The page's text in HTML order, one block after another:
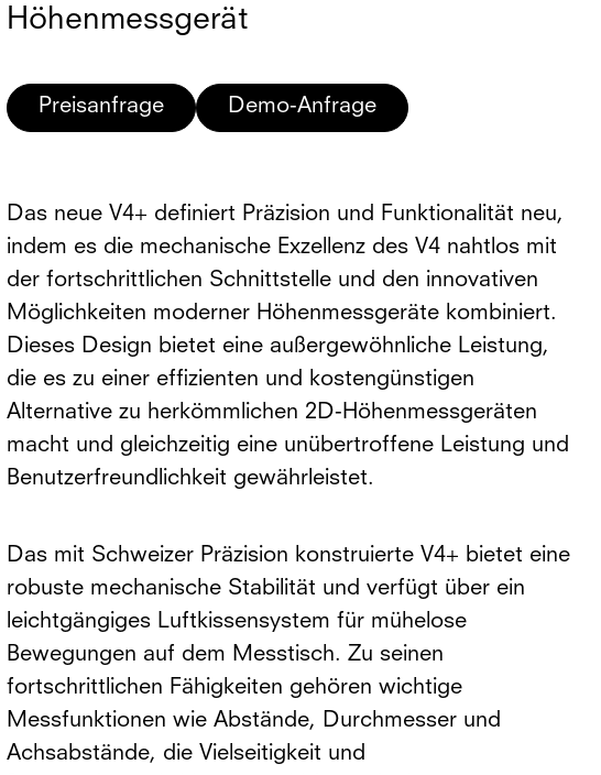
Höhenmessgerät
Preisanfrage Demo-Anfrage
Das neue V4+ definiert Präzision und Funktionalität neu,
indem es die mechanische Exzellenz des V4 nahtlos mit
der fortschrittlichen Schnittstelle und den innovativen
Möglichkeiten moderner Höhenmessgeräte kombiniert.
Dieses Design bietet eine außergewöhnliche Leistung,
die es zu einer effizienten und kostengünstigen
Alternative zu herkömmlichen 2D-Höhenmessgeräten
macht und gleichzeitig eine unübertroffene Leistung und
Benutzerfreundlichkeit gewährleistet.
Das mit Schweizer Präzision konstruierte V4+ bietet eine
robuste mechanische Stabilität und verfügt über ein
leichtgängiges Luftkissensystem für mühelose
Bewegungen auf dem Messtisch. Zu seinen
fortschrittlichen Fähigkeiten gehören wichtige
Messfunktionen wie Abstände, Durchmesser und
Achsabstände, die Vielseitigkeit und